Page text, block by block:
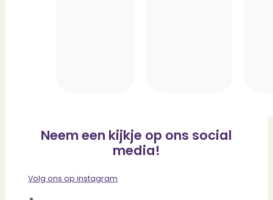
Neem een kijkje op ons social
media!
Volg ons op instagram